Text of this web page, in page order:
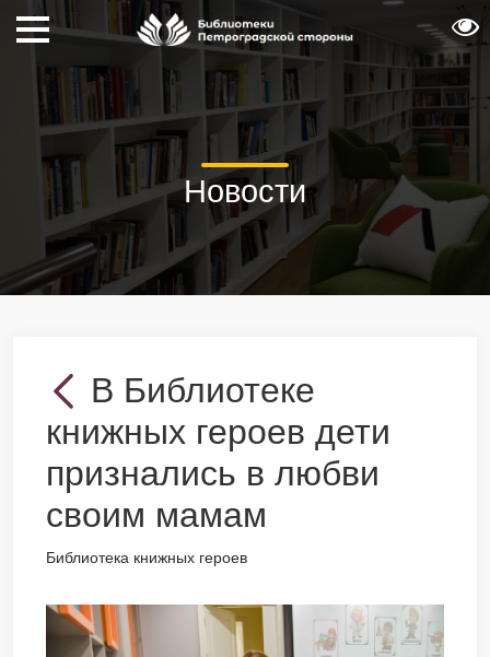
Новости
В Библиотеке
книжных героев дети
признались в любви
своим мамам
Библиотека книжных героев